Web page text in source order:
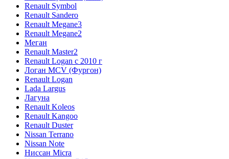
Renault Symbol
Renault Sandero
Renault Megane3
Renault Megane2
Меган
Renault Master2
Renault Logan c 2010 г
Логан МСV (Фургон)
Renault Logan
Lada Largus
Лагуна
Renault Koleos
Renault Kangoo
Renault Duster
Nissan Terrano
Nissan Note
Ниссан Micra